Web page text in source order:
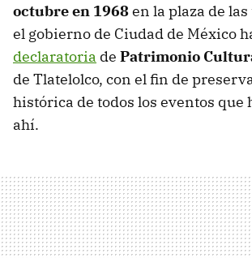
octubre en 1968en la plaza de
el gobierno de Ciudad de México
declaratoria de Patrimonio
de Tlatelolco, con el fin de
histórica de todos los eventos que
ahí.